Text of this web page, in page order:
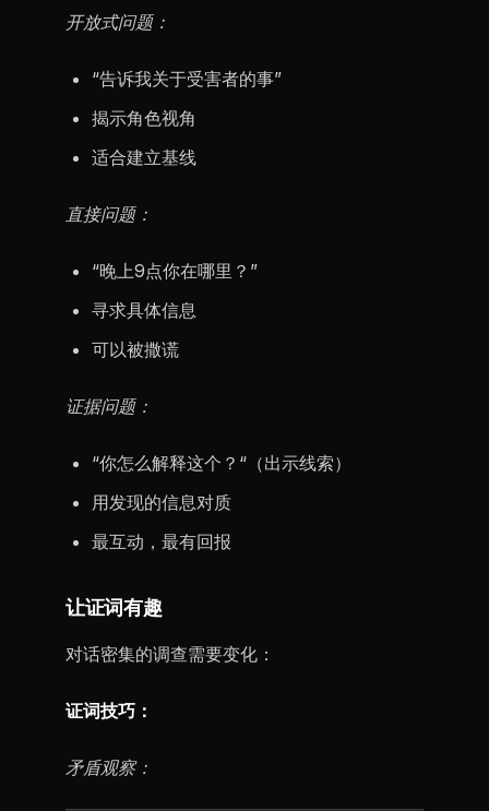
开放式问题：
“告诉我关于受害者的事”
揭示角色视角
适合建立基线
直接问题：
“晚上9点你在哪里？”
寻求具体信息
可以被撒谎
证据问题：
“你怎么解释这个？“（出示线索）
用发现的信息对质
最互动，最有回报
让证词有趣
对话密集的调查需要变化：
证词技巧：
矛盾观察：